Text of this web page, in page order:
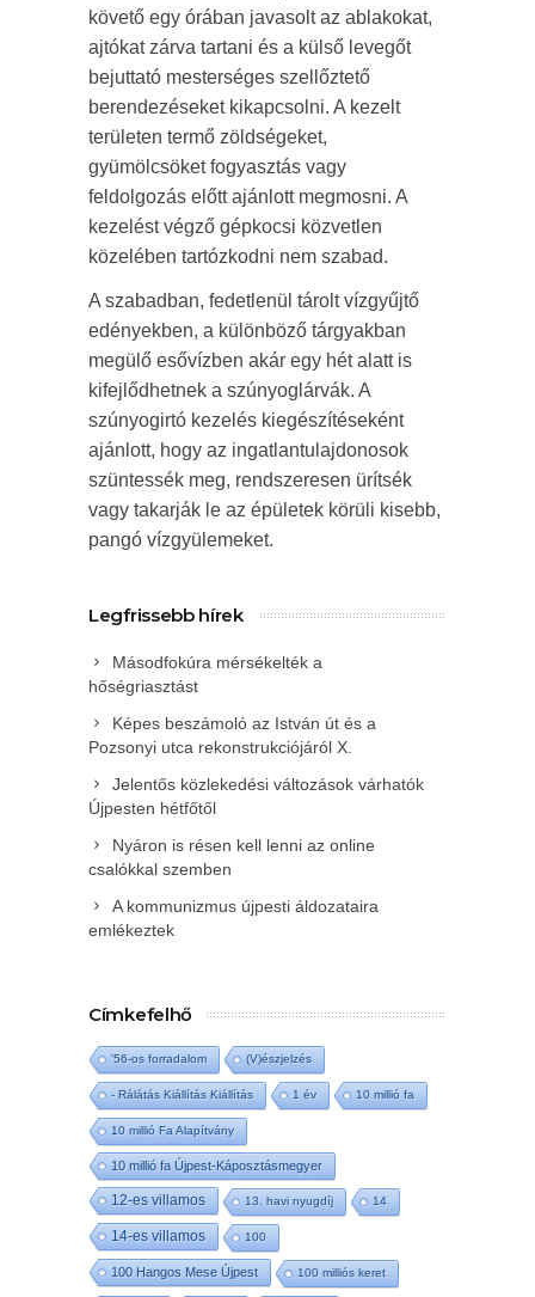
követő egy órában javasolt az ablakokat,
ajtókat zárva tartani és a külső levegőt
bejuttató mesterséges szellőztető
berendezéseket kikapcsolni. A kezelt
területen termő zöldségeket,
gyümölcsöket fogyasztás vagy
feldolgozás előtt ajánlott megmosni. A
kezelést végző gépkocsi közvetlen
közelében tartózkodni nem szabad.
A szabadban, fedetlenül tárolt vízgyűjtő
edényekben, a különböző tárgyakban
megülő esővízben akár egy hét alatt is
kifejlődhetnek a szúnyoglárvák. A
szúnyogirtó kezelés kiegészítéseként
ajánlott, hogy az ingatlantulajdonosok
szüntessék meg, rendszeresen ürítsék
vagy takarják le az épületek körüli kisebb,
pangó vízgyülemeket.
Legfrissebb hírek
Másodfokúra mérsékelték a
hőségriasztást
Képes beszámoló az István út és a
Pozsonyi utca rekonstrukciójáról X.
Jelentős közlekedési változások várhatók
Újpesten hétfőtől
Nyáron is résen kell lenni az online
csalókkal szemben
A kommunizmus újpesti áldozataira
emlékeztek
Címkefelhő
'56-os forradalom (V)észjelzés
- Rálátás Kiállítás Kiállítás 1 év 10 millió fa
10 millió Fa Alapítvány
10 millió fa Újpest-Káposztásmegyer
12-es villamos 13. havi nyugdíj 14
14-es villamos 100
100 Hangos Mese Újpest 100 milliós keret